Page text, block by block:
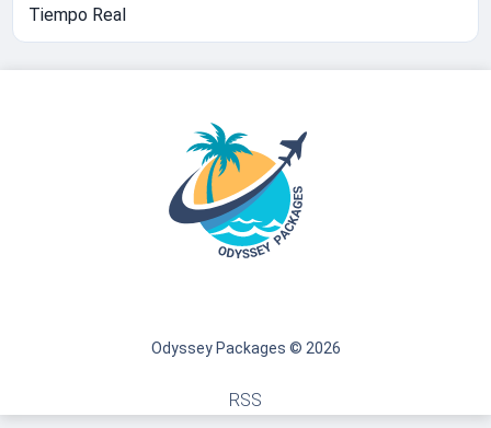
Tiempo Real
Odyssey Packages © 2026
RSS